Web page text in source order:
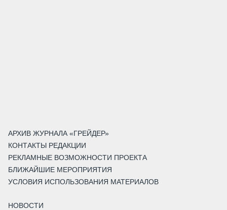
АРХИВ ЖУРНАЛА «ГРЕЙДЕР»
КОНТАКТЫ РЕДАКЦИИ
РЕКЛАМНЫЕ ВОЗМОЖНОСТИ ПРОЕКТА
БЛИЖАЙШИЕ МЕРОПРИЯТИЯ
УСЛОВИЯ ИСПОЛЬЗОВАНИЯ МАТЕРИАЛОВ
НОВОСТИ